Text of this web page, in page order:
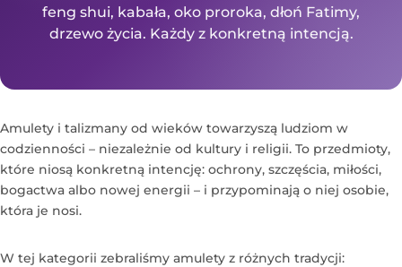
feng shui, kabała, oko proroka, dłoń Fatimy,
drzewo życia. Każdy z konkretną intencją.
Amulety i talizmany od wieków towarzyszą ludziom w
codzienności – niezależnie od kultury i religii. To przedmioty,
które niosą konkretną intencję: ochrony, szczęścia, miłości,
bogactwa albo nowej energii – i przypominają o niej osobie,
która je nosi.
W tej kategorii zebraliśmy amulety z różnych tradycji: